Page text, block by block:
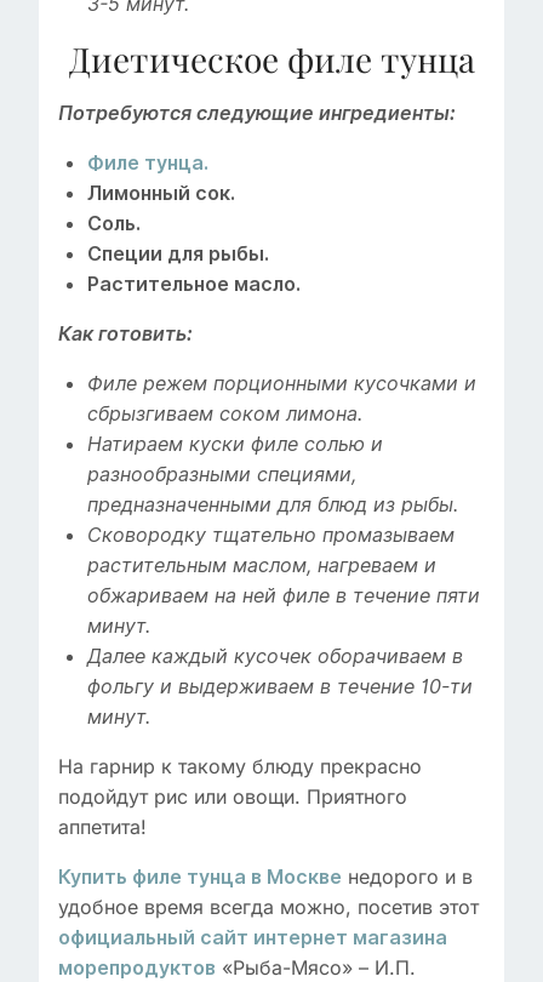
Диетическое филе тунца
Потребуются следующие ингредиенты:
Филе тунца.
Лимонный сок.
Соль.
Специи для рыбы.
Растительное масло.
Как готовить:
Филе режем порционными кусочками и
сбрызгиваем соком лимона.
Натираем куски филе солью и
разнообразными специями,
предназначенными для блюд из рыбы.
Сковородку тщательно промазываем
растительным маслом, нагреваем и
обжариваем на ней филе в течение пяти
минут.
Далее каждый кусочек оборачиваем в
фольгу и выдерживаем в течение 10-ти
минут.
На гарнир к такому блюду прекрасно
подойдут рис или овощи. Приятного
аппетита!
Купить филе тунца в Москве недорого и в
удобное время всегда можно, посетив этот
официальный сайт интернет магазина
морепродуктов «Рыба-Мясо» – И.П.